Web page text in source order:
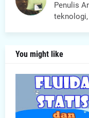
Penulis
You might like